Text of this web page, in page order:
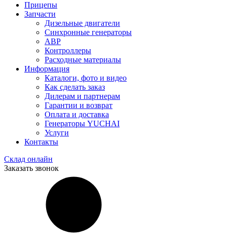
Прицепы
Запчасти
Дизельные двигатели
Синхронные генераторы
АВР
Контроллеры
Расходные материалы
Информация
Каталоги, фото и видео
Как сделать заказ
Дилерам и партнерам
Гарантии и возврат
Оплата и доставка
Генераторы YUCHAI
Услуги
Контакты
Склад онлайн
Заказать звонок